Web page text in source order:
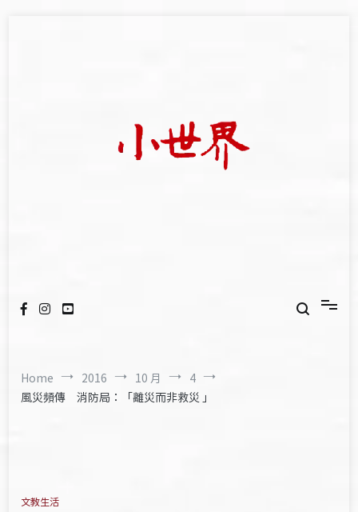
Home 2016 10 月
4
風災頻傳 消防局：「離災而非救災 」
文教生活